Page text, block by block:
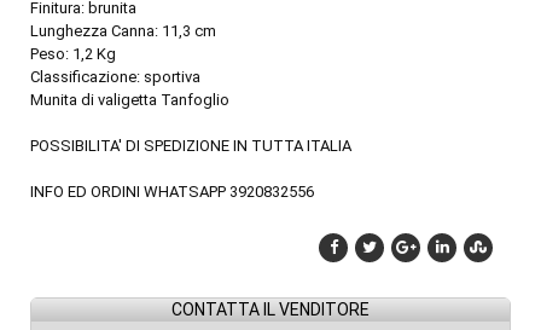
Finitura: brunita
Lunghezza Canna: 11,3 cm
Peso: 1,2 Kg
Classificazione: sportiva
Munita di valigetta Tanfoglio
POSSIBILITA' DI SPEDIZIONE IN TUTTA ITALIA
INFO ED ORDINI WHATSAPP 3920832556
CONTATTA IL VENDITORE